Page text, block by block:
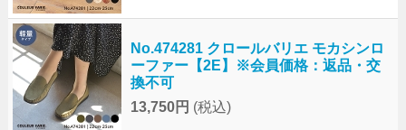
No.474281 クロールバリエ モカシンロ
ーファー【2E】※会員価格：返品・交
換不可
13,750円 (税込)